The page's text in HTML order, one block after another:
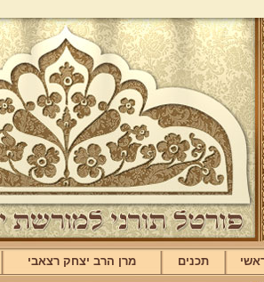
תכנים מרן הרב יצחק רצאבי